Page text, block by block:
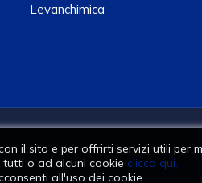
Levanchimica
il sito e per offrirti servizi utili per
o ad alcuni cookie clicca qui.
all'uso dei cookie.